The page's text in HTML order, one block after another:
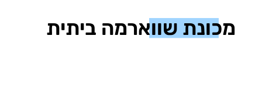
מכונת שווארמה ביתית